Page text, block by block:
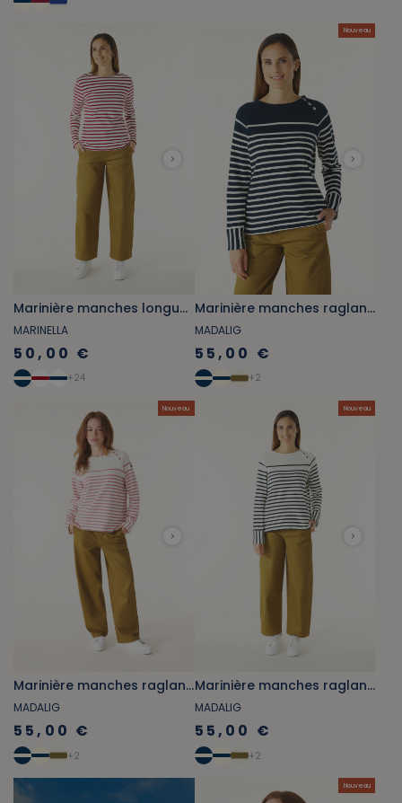
Marinière manches longues rouge brique
MARINELLA
50,00 €
+24
Nouveau
Marinière manches raglantes bleu marine et écru
MADALIG
55,00 €
+2
Nouveau
Marinière manches raglantes écru et rose pivoine
MADALIG
55,00 €
+2
Nouveau
Marinière manches raglantes écru et bleu marine
MADALIG
55,00 €
+2
Nouveau